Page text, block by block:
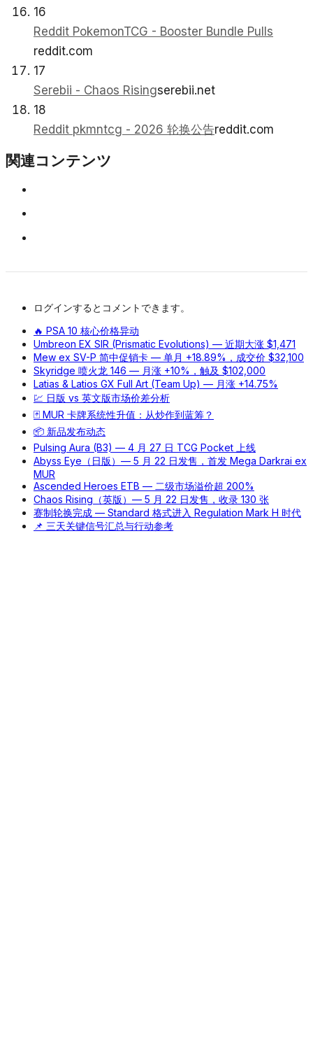
16
Reddit PokemonTCG - Booster Bundle Pulls
reddit.com
17
Serebii - Chaos Risingserebii.net
18
Reddit pkmntcg - 2026 轮换公告reddit.com
関連コンテンツ
ログインするとコメントできます。
🔥 PSA 10 核心价格异动
Umbreon EX SIR (Prismatic Evolutions) — 近期大涨 $1,471
Mew ex SV-P 简中促销卡 — 单月 +18.89%，成交价 $32,100
Skyridge 喷火龙 146 — 月涨 +10%，触及 $102,000
Latias & Latios GX Full Art (Team Up) — 月涨 +14.75%
💹 日版 vs 英文版市场价差分析
🃏 MUR 卡牌系统性升值：从炒作到蓝筹？
📦 新品发布动态
Pulsing Aura (B3) — 4 月 27 日 TCG Pocket 上线
Abyss Eye（日版）— 5 月 22 日发售，首发 Mega Darkrai ex
MUR
Ascended Heroes ETB — 二级市场溢价超 200%
Chaos Rising（英版）— 5 月 22 日发售，收录 130 张
赛制轮换完成 — Standard 格式进入 Regulation Mark H 时代
📌 三天关键信号汇总与行动参考